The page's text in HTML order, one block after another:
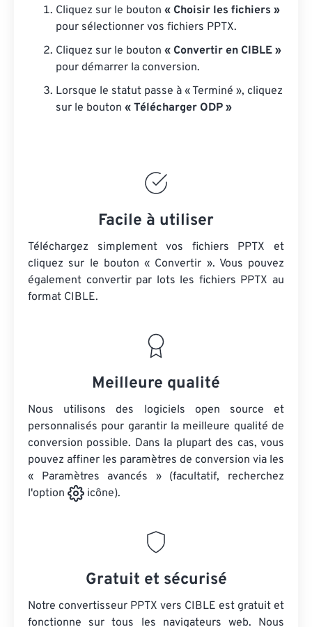
Cliquez sur le bouton « Choisir les fichiers »
pour sélectionner vos fichiers PPTX.
Cliquez sur le bouton « Convertir en CIBLE »
pour démarrer la conversion.
Lorsque le statut passe à « Terminé », cliquez
sur le bouton « Télécharger ODP »
Facile à utiliser
Téléchargez simplement vos fichiers PPTX et
cliquez sur le bouton « Convertir ». Vous pouvez
également convertir par lots les fichiers PPTX au
format CIBLE.
Meilleure qualité
Nous utilisons des logiciels open source et
personnalisés pour garantir la meilleure qualité de
conversion possible. Dans la plupart des cas, vous
pouvez affiner les paramètres de conversion via les
« Paramètres avancés » (facultatif, recherchez
l'option
icône).
Gratuit et sécurisé
Notre convertisseur PPTX vers CIBLE est gratuit et
fonctionne sur tous les navigateurs web. Nous